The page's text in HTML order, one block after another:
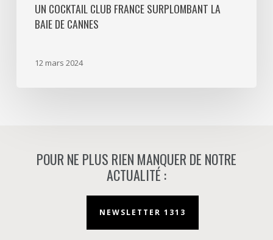
UN COCKTAIL CLUB FRANCE SURPLOMBANT LA
BAIE DE CANNES
12 mars 2024
POUR NE PLUS RIEN MANQUER DE NOTRE
ACTUALITÉ :
NEWSLETTER 1313